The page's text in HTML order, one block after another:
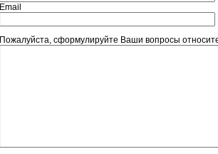
Email
Пожалуйста, сформулируйте Ваши вопросы